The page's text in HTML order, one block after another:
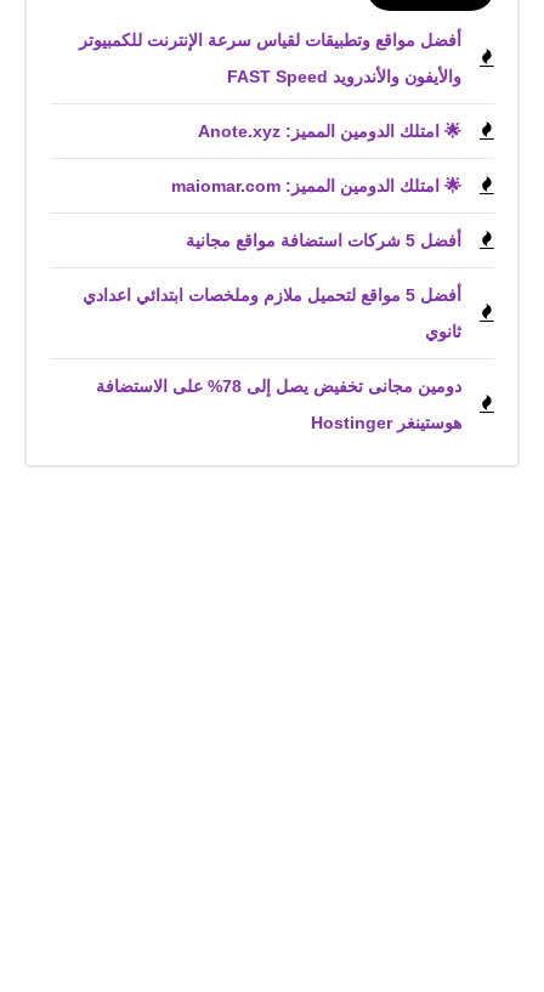
أفضل مواقع وتطبيقات لقياس سرعة الإنترنت للكمبيوتر
والأيفون والأندرويد FAST Speed
🌟 امتلك الدومين المميز: Anote.xyz
🌟 امتلك الدومين المميز: maiomar.com
أفضل 5 شركات استضافة مواقع مجانية
أفضل 5 مواقع لتحميل ملازم وملخصات ابتدائي اعدادي
ثانوي
دومين مجانى تخفيض يصل إلى 78% على الاستضافة
هوستينغر Hostinger